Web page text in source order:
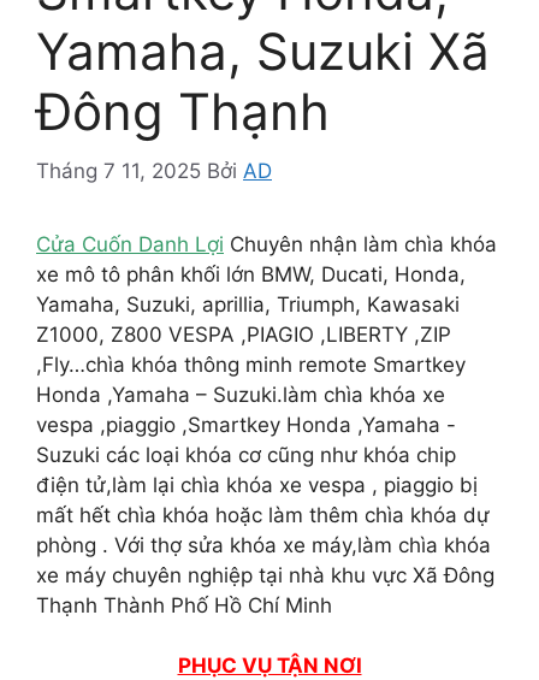
Yamaha, Suzuki Xã
Đông Thạnh
Tháng 7 11, 2025 Bởi AD
Cửa Cuốn Danh Lợi Chuyên nhận làm chìa khóa
xe mô tô phân khối lớn BMW, Ducati, Honda,
Yamaha, Suzuki, aprillia, Triumph, Kawasaki
Z1000, Z800 VESPA ,PIAGIO ,LIBERTY ,ZIP
,Fly…chìa khóa thông minh remote Smartkey
Honda ,Yamaha – Suzuki.làm chìa khóa xe
vespa ,piaggio ,Smartkey Honda ,Yamaha -
Suzuki các loại khóa cơ cũng như khóa chip
điện tử,làm lại chìa khóa xe vespa , piaggio bị
mất hết chìa khóa hoặc làm thêm chìa khóa dự
phòng . Với thợ sửa khóa xe máy,làm chìa khóa
xe máy chuyên nghiệp tại nhà khu vực Xã Đông
Thạnh Thành Phố Hồ Chí Minh
PHỤC VỤ TẬN NƠI